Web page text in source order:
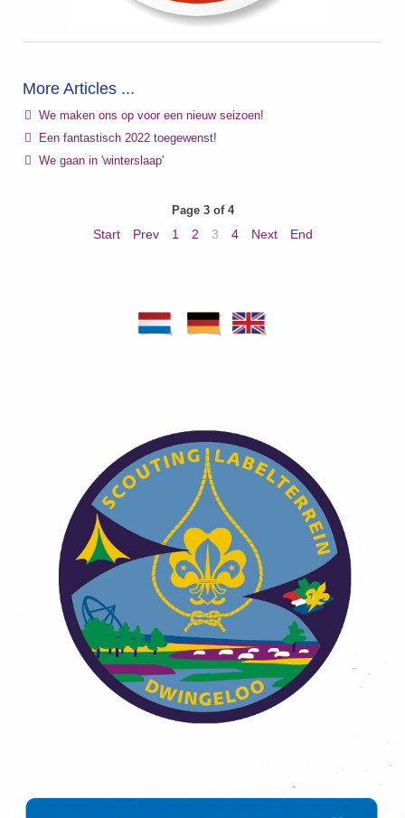
More Articles ...
We maken ons op voor een nieuw seizoen!
Een fantastisch 2022 toegewenst!
We gaan in 'winterslaap'
Page 3 of 4
Start Prev 1 2 3 4 Next End